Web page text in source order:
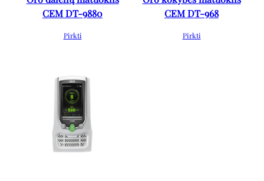
CEM DT-9880
Pirkti
CEM DT-968
Pirkti